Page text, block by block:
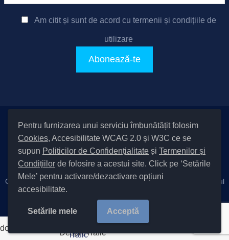
Pentru furnizarea unui serviciu îmbunătățit folosim
Cookies, Accesibilitate WCAG 2.0 și W3C ce se
supun Politicilor de Confidențialitate și Termenilor și
Condițiilor de folosire a acestui site. Click pe ‘Setările
Mele’ pentru activare/dezactivare opțiuni
accesibilitate.
Setările mele Acceptă
Am citit și sunt de acord cu termenii și condițiile de
utilizare
Setări Cookies și Accesibilitate
Informare cu privire la prelucrarea datelor | Politică de utilizare
cookies|Termeni și condiții de utilizare a site-ului
Politică de
Cod Județ 4 / Județul Bacău / Tipul UAT – 14 – C – Comună / Codul
SIRUTA al Unității Administrativ-Teritoriale 20411 / Măgura
Copyright © 2022 Primăria Măgura județul Bacău |
document.write('